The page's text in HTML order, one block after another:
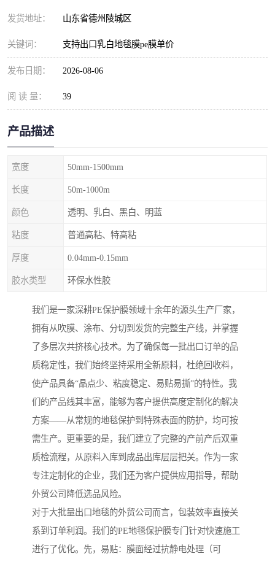
发货地址： 山东省德州陵城区
关键词： 支持出口乳白地毯膜pe膜单价
发布日期： 2026-08-06
阅 读 量： 39
产品描述
宽度 50mm-1500mm
长度 50m-1000m
颜色 透明、乳白、黑白、明蓝
粘度 普通高粘、特高粘
厚度 0.04mm-0.15mm
胶水类型 环保水性胶
我们是一家深耕PE保护膜领域十余年的源头生产厂家，
拥有从吹膜、涂布、分切到发货的完整生产线，并掌握
了多层次共挤核心技术。为了确保每一批出口订单的品
质稳定性，我们始终坚持采用全新原料，杜绝回收料，
使产品具备“晶点少、粘度稳定、易贴易撕”的特性。我
们的产品线其丰富，能够为客户提供高度定制化的解决
方案——从常规的地毯保护到特殊表面的防护，均可按
需生产。更重要的是，我们建立了完整的产前产后双重
质检流程，从原料入库到成品出库层层把关。作为一家
专注定制化的企业，我们还为客户提供应用指导，帮助
外贸公司降低选品风险。
对于大批量出口地毯的外贸公司而言，包装效率直接关
系到订单利润。我们的PE地毯保护膜专门针对快速施工
进行了优化。先，易贴：膜面经过抗静电处理（可